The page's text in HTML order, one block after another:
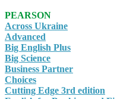
PEARSON
Across Ukraine
Advanced
Big English Plus
Big Science
Business Partner
Choices
Cutting Edge 3rd edition